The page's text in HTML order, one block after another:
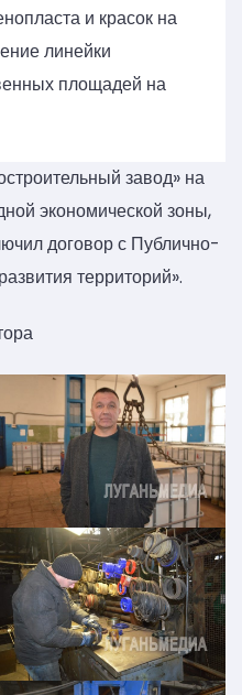
и красок на
линейки
площадей на
завод» на
экономической зоны,
договор с Публично-
территорий».